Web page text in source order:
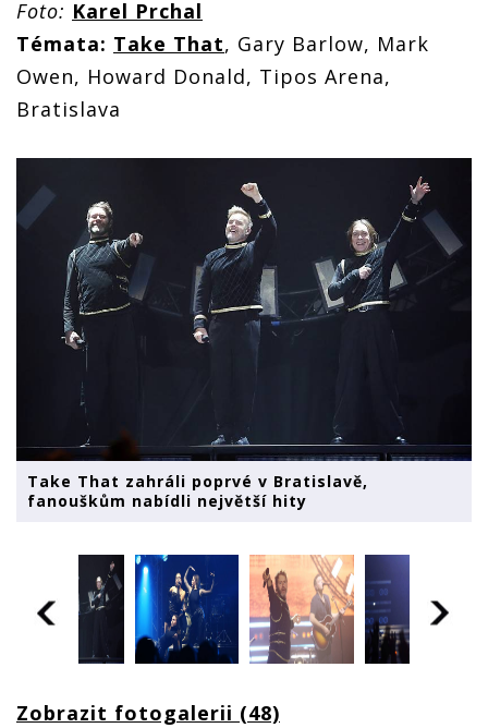
Foto: Karel Prchal
Témata: Take That, Gary Barlow, Mark
Owen, Howard Donald, Tipos Arena,
Bratislava
Take That zahráli poprvé v Bratislavě,
fanouškům nabídli největší hity
Zobrazit fotogalerii (48)